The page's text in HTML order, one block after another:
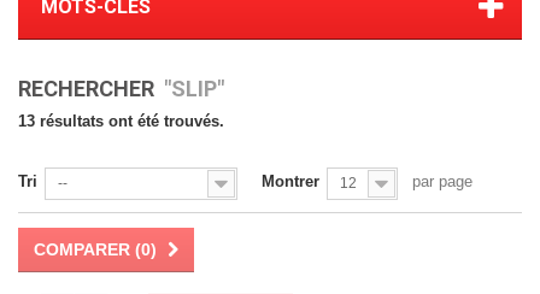
MOTS-CLÉS
RECHERCHER "SLIP"
13 résultats ont été trouvés.
Tri -- Montrer 12 par page
COMPARER (0)